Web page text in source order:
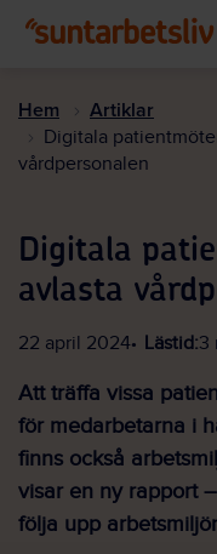
Hem Artiklar
Digitala
vårdpersonalen
Digitala
avlasta
22 april 2024 Lästid:3
Att träffa vissa
för medarbetarna i
finns också
visar en ny rapport
följa upp